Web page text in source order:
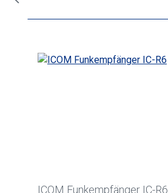
ICOM Funkempfänger IC-R6